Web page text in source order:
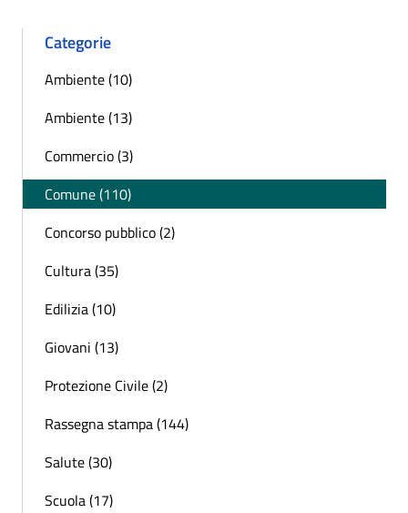
Categorie
Ambiente (10)
Ambiente (13)
Commercio (3)
Comune (110)
Concorso pubblico (2)
Cultura (35)
Edilizia (10)
Giovani (13)
Protezione Civile (2)
Rassegna stampa (144)
Salute (30)
Scuola (17)